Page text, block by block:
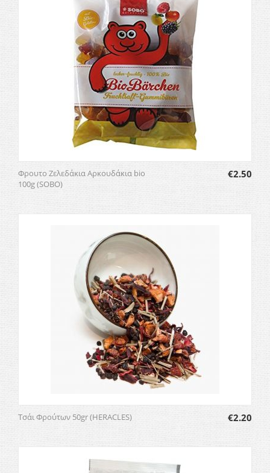
Φρουτο Ζελεδάκια Αρκουδάκια bio
100g (SOBO)
€2.50
Τσάι Φρούτων 50gr (HERACLES) €2.20